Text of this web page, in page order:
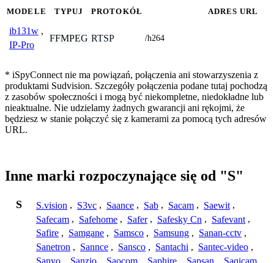
MODELE TYPUJ PROTOKÓŁ ADRES URL
ib131w ,
IP-Pro
FFMPEG RTSP /h264
* iSpyConnect nie ma powiązań, połączenia ani stowarzyszenia z
produktami Sudvision. Szczegóły połączenia podane tutaj pochodzą
z zasobów społeczności i mogą być niekompletne, niedokładne lub
nieaktualne. Nie udzielamy żadnych gwarancji ani rękojmi, że
będziesz w stanie połączyć się z kamerami za pomocą tych adresów
URL.
Inne marki rozpoczynające się od "S"
S S.vision , S3vc , Saance , Sab , Sacam , Saewit ,
Safecam , Safehome , Safer , Safesky Cn , Safevant ,
Safire , Samgane , Samsco , Samsung , Sanan-cctv ,
Sanetron , Sannce , Sansco , Santachi , Santec-video ,
Sanyo
Sanzio Saocom Saphire Sapsan Saqicam